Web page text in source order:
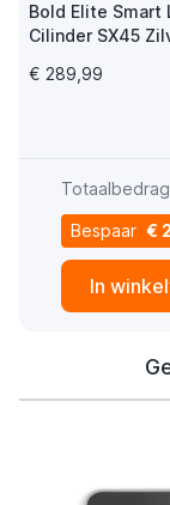
Bold Elite Smart
Cilinder SX45
€ 289,99
Bespaar €
In